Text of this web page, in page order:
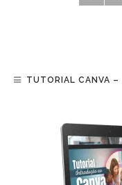
TUTORIAL CANVA –